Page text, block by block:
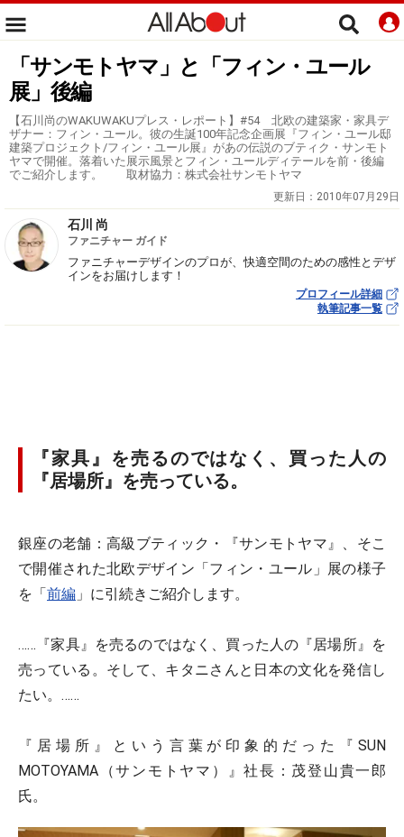
「サンモトヤマ」と「フィン・ユール
展」後編
【石川尚のWAKUWAKUプレス・レポート】#54 北欧の建築家・家具デ
ザナー：フィン・ユール。彼の生誕100年記念企画展『フィン・ユール邸
建築プロジェクト/フィン・ユール展』があの伝説のブティク・サンモト
ヤマで開催。落着いた展示風景とフィン・ユールディテールを前・後編
でご紹介します。 取材協力：株式会社サンモトヤマ
更新日： 2010年07月29日
石川 尚
ファニチャー ガイド
ファニチャーデザインのプロが、快適空間のための感性とデザ
インをお届けします！
プロフィール詳細
執筆記事一覧
『家具』を売るのではなく、買った人の
『居場所』を売っている。
銀座の老舗：高級ブティック・『サンモトヤマ』、そこ
で開催された北欧デザイン「フィン・ユール」展の様子
を「前編 」に引続きご紹介します。
……『家具』を売るのではなく、買った人の『居場所』を
売っている。そして、キタニさんと日本の文化を発信し
たい。……
『居場所』という言葉が印象的だった『SUN
MOTOYAMA（サンモトヤマ）』社長：茂登山貴一郎
氏。